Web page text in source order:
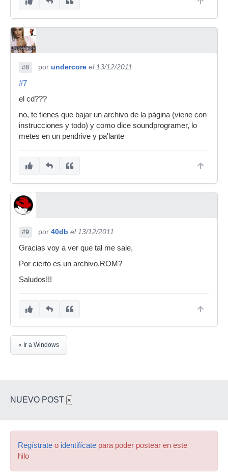
#8 por undercore el 13/12/2011
#7
el cd???
no, te tienes que bajar un archivo de la página (viene con
instrucciones y todo) y como dice soundprogramer, lo
metes en un pendrive y pa'lante
#9 por 40db el 13/12/2011
Gracias voy a ver que tal me sale,
Por cierto es un archivo.ROM?
Saludos!!!
« Ir a Windows
NUEVO POST ×
Regístrate o identifícate para poder postear en este
hilo